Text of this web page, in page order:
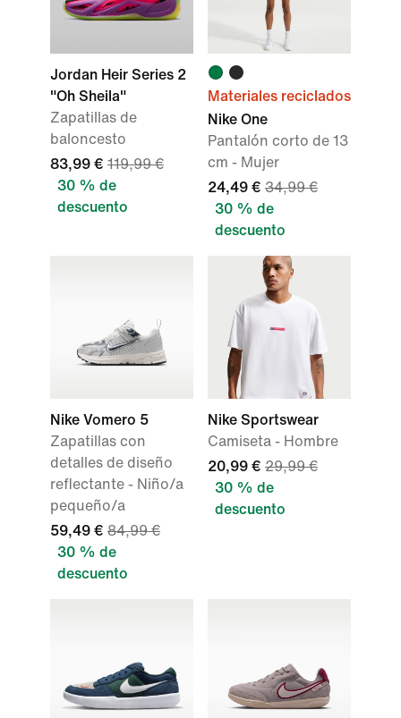
Jordan Heir Series 2
"Oh Sheila"
Zapatillas de
baloncesto
83,99 € 119,99 €
30 % de
descuento
Materiales reciclados
Nike One
Pantalón corto de 13
cm - Mujer
24,49 € 34,99 €
30 % de
descuento
Nike Vomero 5
Zapatillas con
detalles de diseño
reflectante - Niño/a
pequeño/a
59,49 € 84,99 €
30 % de
descuento
Nike Sportswear
Camiseta - Hombre
20,99 € 29,99 €
30 % de
descuento